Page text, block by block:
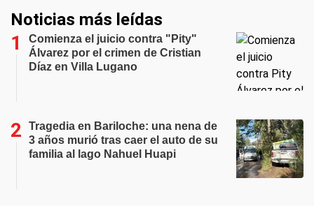
Noticias más leídas
Comienza el juicio contra "Pity"
Álvarez por el crimen de Cristian
Díaz en Villa Lugano
Tragedia en Bariloche: una nena de
3 años murió tras caer el auto de su
familia al lago Nahuel Huapi